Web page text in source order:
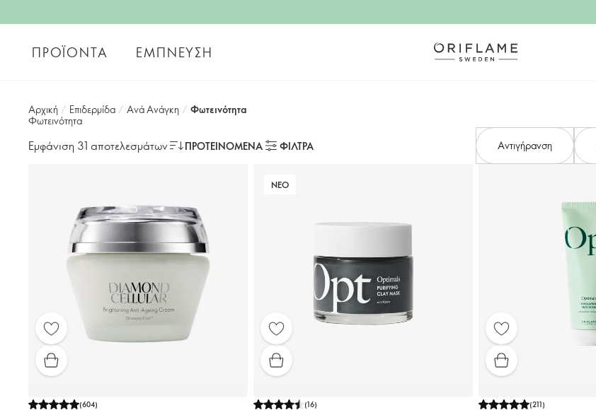
ΠΡΟΪΌΝΤΑ ΈΜΠΝΕΥΣΗ
Αρχική / Επιδερμίδα / Ανά Ανάγκη / Φωτεινότητα
Φωτεινότητα
Εμφάνιση 31 αποτελεσμάτων ΠΡΟΤΕΙΝΌΜΕΝΑ ΦΙΛΤΡΑ Αντιγήρανση
(604)
ΝΕΟ
(16)
(211)